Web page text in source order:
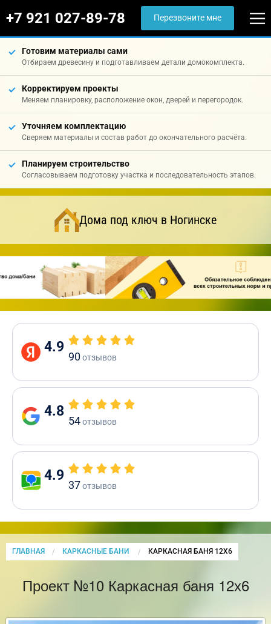
+7 921 027-89-78 Перезвоните мне
Готовим материалы сами
Отбираем древесину и подготавливаем детали домокомплекта.
Корректируем проекты
Меняем планировку, расположение окон, дверей и перегородок.
Уточняем комплектацию
Сверяем материалы и состав работ до окончательного расчёта.
Планируем строительство
Согласовываем подготовку участка и последовательность этапов.
Дома под ключ в Ногинске
4.9
90отзывов
4.8
54отзывов
4.9
37отзывов
ГЛАВНАЯ КАРКАСНЫЕ БАНИ CURRENT:
КАРКАСНАЯ БАНЯ 12Х6
Проект №10 Каркасная баня 12х6